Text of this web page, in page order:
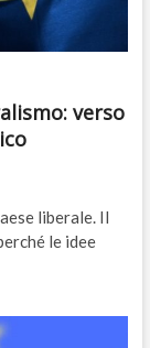
verso
liberale. Il
le idee